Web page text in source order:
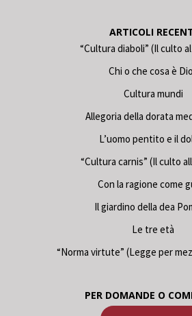
ARTICOLI
“Cultura diaboli” (Il culto
Chi o che cosa è
Cultura mundi
Allegoria della dorata
L’uomo pentito e il
“Cultura carnis” (Il culto
Con la ragione come
Il giardino della dea
Le tre età
“Norma virtute” (Legge per
PER DOMANDE O